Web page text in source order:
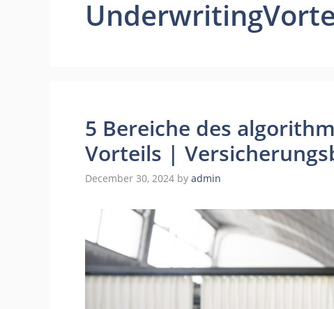
5 Bereiche des
Vorteils |
December 30, 2024 by admin